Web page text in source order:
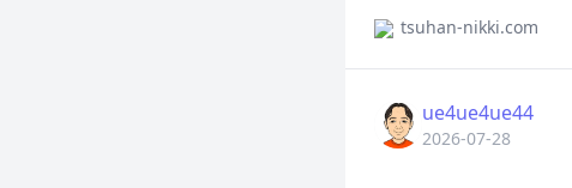
tsuhan-nikki.com
ue4ue4ue44
2026-07-28